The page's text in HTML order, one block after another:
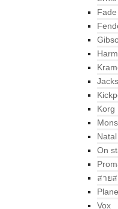
Korg
Natal
On
สาย
Vox